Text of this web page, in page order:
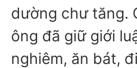
dường chư tăng.
ông đã giữ giới
nghiêm, ăn bát,